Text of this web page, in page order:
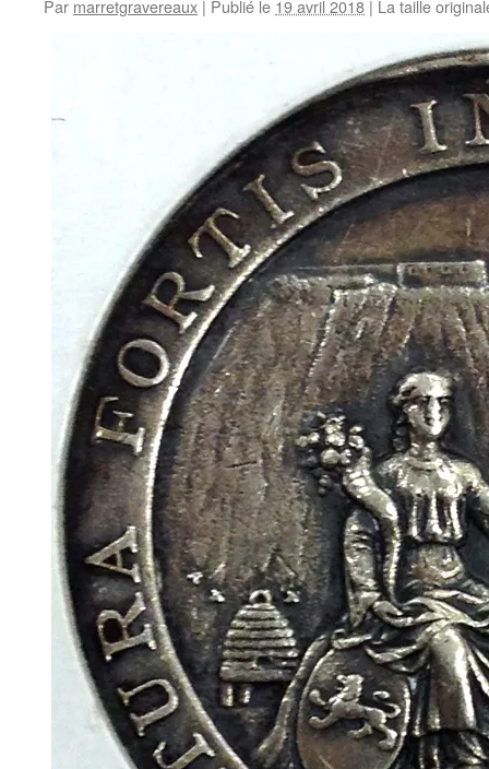
Par marretgravereaux | Publié le 19 avril 2018 | La taille